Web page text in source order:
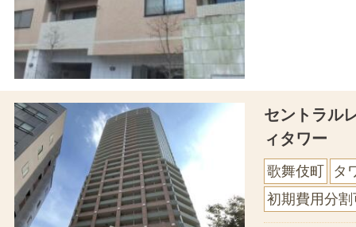
セントラル
ィタワー
歌舞伎町
タ
初期費用分割